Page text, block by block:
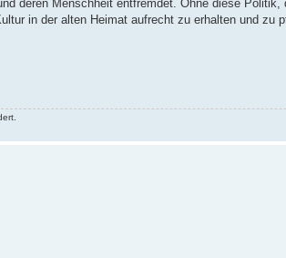
deren Menschheit entfremdet. Ohne diese Politik,
in der alten Heimat aufrecht zu erhalten und zu